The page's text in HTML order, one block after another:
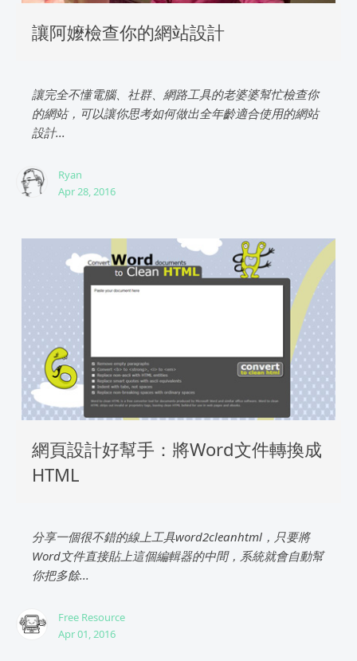
讓阿嬤檢查你的網站設計
讓完全不懂電腦、社群、網路工具的老婆婆幫忙檢查你
的網站，可以讓你思考如何做出全年齡適合使用的網站
設計...
Ryan
Apr 28, 2016
網頁設計好幫手：將Word文件轉換成
HTML
分享一個很不錯的線上工具word2cleanhtml，只要將
Word文件直接貼上這個編輯器的中間，系統就會自動幫
你把多餘...
Free Resource
Apr 01, 2016